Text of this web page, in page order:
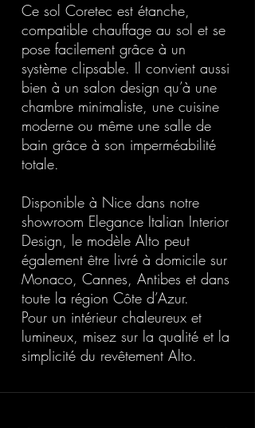
Ce sol Coretec est étanche,
compatible chauffage au sol et se
pose facilement grâce à un
système clipsable. Il convient aussi
bien à un salon design qu’à une
chambre minimaliste, une cuisine
moderne ou même une salle de
bain grâce à son imperméabilité
totale.
Disponible à Nice dans notre
showroom Elegance Italian Interior
Design, le modèle Alto peut
également être livré à domicile sur
Monaco, Cannes, Antibes et dans
toute la région Côte d’Azur.
Pour un intérieur chaleureux et
lumineux, misez sur la qualité et la
simplicité du revêtement Alto.